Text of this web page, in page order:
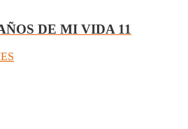
DE MI VIDA 11